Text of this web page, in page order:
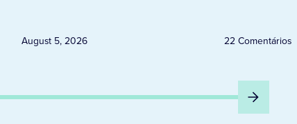
August 5, 2026 22 Comentários